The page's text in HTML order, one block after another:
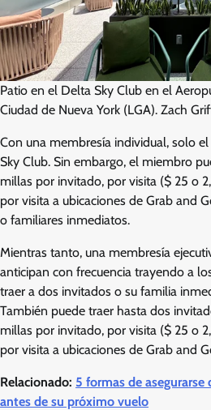
Patio en el Delta Sky Club en el
Ciudad de Nueva York (LGA). Zach
Con una membresía individual, solo
Sky Club. Sin embargo, el miembro
millas por invitado, por visita ($ 25 o
por visita a ubicaciones de Grab and
o familiares inmediatos.
Mientras tanto, una membresía
anticipan con frecuencia trayendo a
traer a dos invitados o su familia
También puede traer hasta dos
millas por invitado, por visita ($ 25 o
por visita a ubicaciones de Grab and
Relacionado: 5 formas de asegurarse
antes de su próximo vuelo